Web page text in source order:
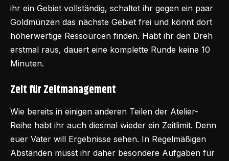
ihr ein Gebiet vollständig, schaltet ihr gegen ein paar
Goldmünzen das nächste Gebiet frei und könnt dort
höherwertige Ressourcen finden. Habt ihr den Dreh
erstmal raus, dauert eine komplette Runde keine 10
Minuten.
Zeit für Zeitmanagement
Wie bereits in einigen anderen Teilen der Atelier-
Reihe habt ihr auch diesmal wieder ein Zeitlimit. Denn
euer Vater will Ergebnisse sehen. In Regelmäßigen
Abständen müsst ihr daher besondere Aufgaben für